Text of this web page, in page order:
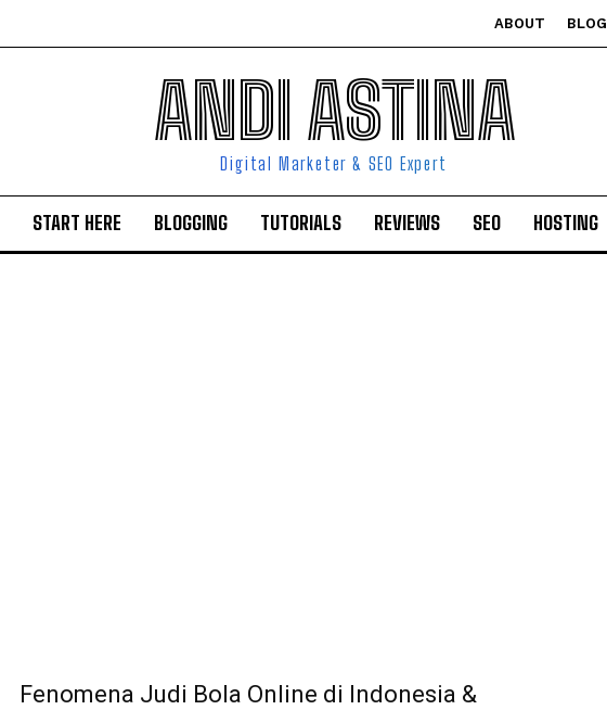
ABOUT BLOG
ANDI ASTINA
Digital Marketer & SEO Expert
START HERE BLOGGING TUTORIALS REVIEWS SEO HOSTING
Fenomena Judi Bola Online di Indonesia &